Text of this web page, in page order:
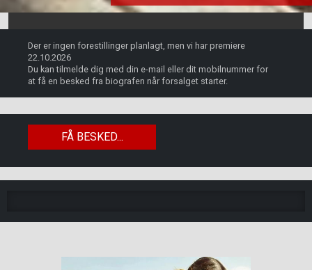
Der er ingen forestillinger planlagt, men vi har premiere
22.10.2026
Du kan tilmelde dig med din e-mail eller dit mobilnummer for
at få en besked fra biografen når forsalget starter.
FÅ BESKED...